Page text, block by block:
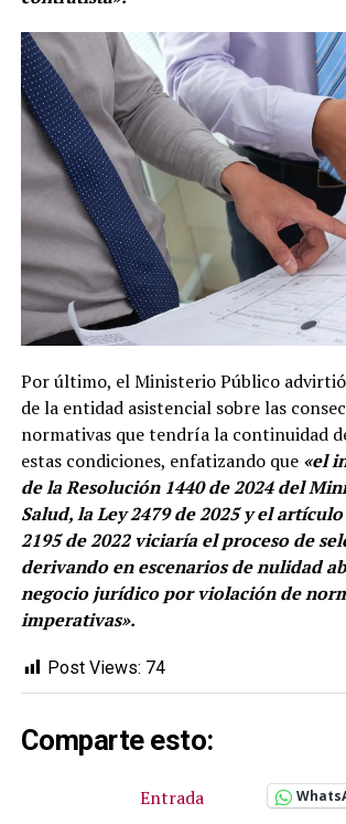
Por último, el Ministerio Público
de la entidad asistencial sobre las
normativas que tendría la continuidad
estas condiciones, enfatizando que «el
de la Resolución 1440 de 2024 del
Salud, la Ley 2479 de 2025 y el
2195 de 2022 viciaría el proceso de
derivando en escenarios de nulidad
negocio jurídico por violación de
imperativas».
Post Views: 74
Comparte esto:
Entrada